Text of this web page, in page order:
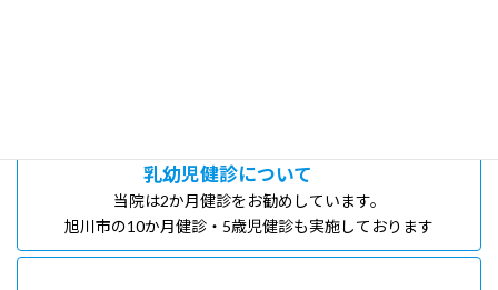
乳幼児健診について
当院は2か月健診をお勧めしています。
旭川市の10か月健診・5歳児健診も実施しております